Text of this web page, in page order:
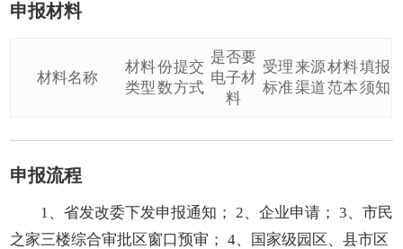
申报材料
材料名称
材料
类型
份
数
提交
方式
是否要
电子材
料
受理
标准
来源
渠道
材料
范本
填报
须知
申报流程
1、省发改委下发申报通知； 2、企业申请； 3、市民
之家三楼综合审批区窗口预审； 4、国家级园区、县市区